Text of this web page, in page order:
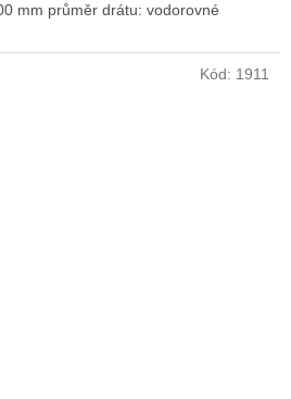
mm průměr drátu: vodorovné
Kód: 1911